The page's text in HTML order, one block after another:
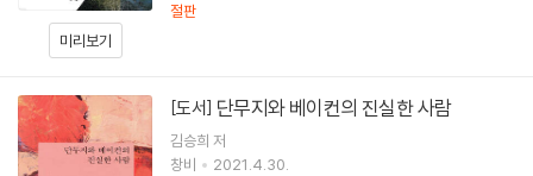
미리보기
절판
[도서] 단무지와 베이컨의 진실한 사람
김승희 저
창비
2021.4.30.